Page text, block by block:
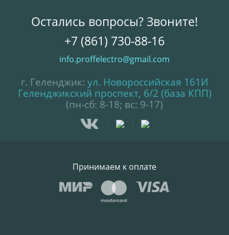
Остались вопросы? Звоните!
+7 (861) 730-88-16
info.proffelectro@gmail.com
г. Геленджик: ул. Новороссийская 161И
Геленджикский проспект, 6/2 (база КПП)
(пн-сб: 8-18; вс: 9-17)
Принимаем к оплате